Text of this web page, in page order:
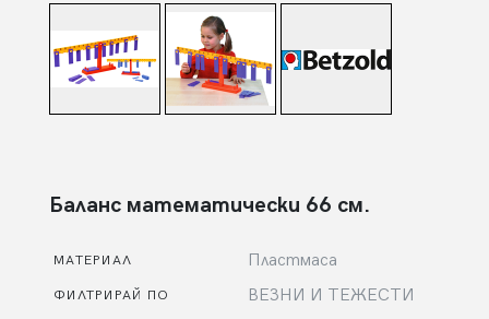
Баланс математически 66 см.
МАТЕРИАЛ Пластмаса
ФИЛТРИРАЙ ПО ВЕЗНИ И ТЕЖЕСТИ